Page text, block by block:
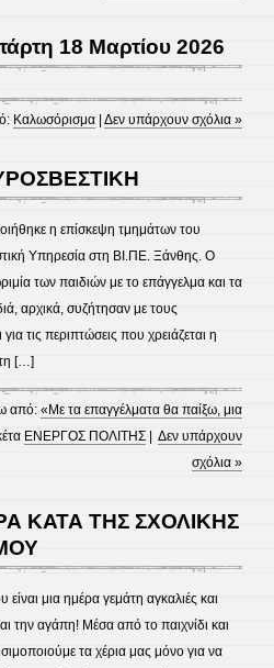
18 Μαρτίου 2026
Καλωσόρισμα |Δεν υπάρχουν σχόλια »
η επίσκεψη τμημάτων του
Υπηρεσία στη ΒΙ.ΠΕ. Ξάνθης. Ο
των παιδιών με το επάγγελμα και τα
αρχικά, συζήτησαν με τους
τις περιπτώσεις που χρειάζεται η
[…]
από:«Με τα επαγγέλματα θα παίξω, μια
ΕΝΕΡΓΟΣ ΠΟΛΙΤΗΣ |Δεν υπάρχουν
σχόλια »
ΚΑΤΑ ΤΗΣ ΣΧΟΛΙΚΗΣ
μια ημέρα γεμάτη αγκαλιές και
την αγάπη! Μέσα από το παιχνίδι και
τα χέρια μας μόνο για να